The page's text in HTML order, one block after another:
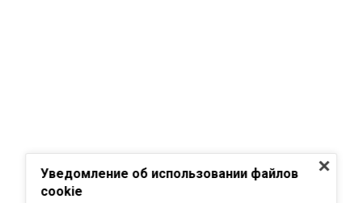
Уведомление об использовании файлов
cookie